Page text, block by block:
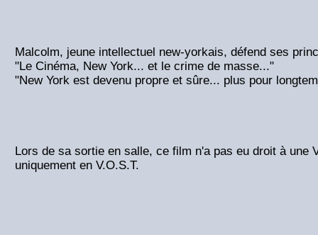
Malcolm, jeune intellectuel new-yorkais, défend ses
"Le Cinéma, New York... et le crime de masse..."
"New York est devenu propre et sûre... plus pour
Lors de sa sortie en salle, ce film n'a pas eu droit à une
uniquement en V.O.S.T.